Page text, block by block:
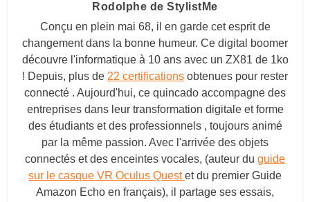
Rodolphe de StylistMe
Conçu en plein mai 68, il en garde cet esprit de
changement dans la bonne humeur. Ce digital boomer
découvre l'informatique à 10 ans avec un ZX81 de 1ko
! Depuis, plus de 22 certifications obtenues pour rester
connecté . Aujourd'hui, ce quincado accompagne des
entreprises dans leur transformation digitale et forme
des étudiants et des professionnels , toujours animé
par la même passion. Avec l'arrivée des objets
connectés et des enceintes vocales, (auteur du guide
sur le casque VR Oculus Questet du premier Guide
Amazon Echo en français), il partage ses essais,